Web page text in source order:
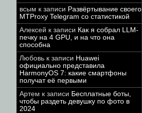
всым к записи Развёртывание своего
MTProxy Telegram со статистикой
Алексей к записи Как я собрал LLM-
печку на 4 GPU, и на что она
способна
Любовь к записи Huawei
официально представила
HarmonyOS 7: какие смартфоны
получат её первыми
Артем к записи Бесплатные боты,
чтобы раздеть девушку по фото в
2024